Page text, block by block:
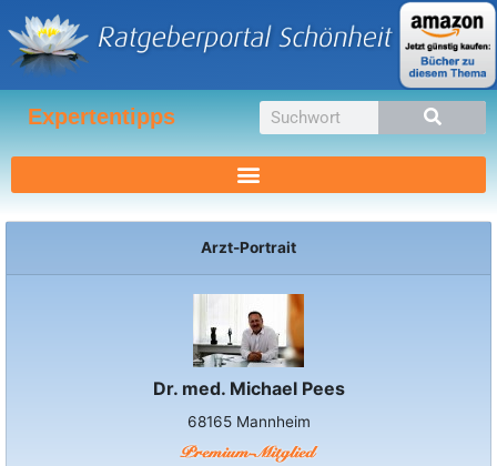
Inhalt
springen
Expertentipps Suche
Arzt-Portrait
Dr. med. Michael Pees
68165 Mannheim